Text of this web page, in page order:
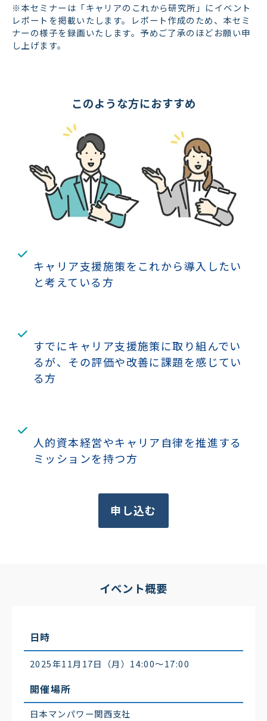
※本セミナーは「キャリアのこれから研究所」にイベント
レポートを掲載いたします。レポート作成のため、本セミ
ナーの様子を録画いたします。予めご了承のほどお願い申
し上げます。
このような方におすすめ
キャリア支援施策をこれから導入したい
と考えている方
すでにキャリア支援施策に取り組んでい
るが、その評価や改善に課題を感じてい
る方
人的資本経営やキャリア自律を推進する
ミッションを持つ方
申し込む
イベント概要
日時
2025年11月17日（月）14:00〜17:00
開催場所
日本マンパワー関西支社